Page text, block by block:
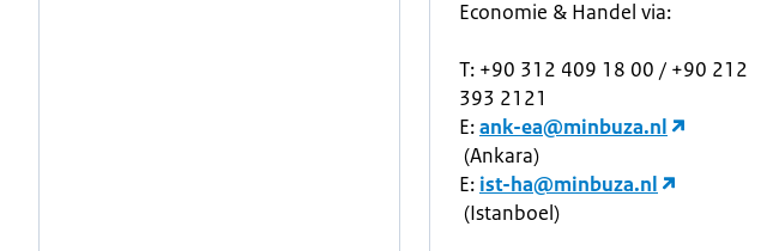
Economie & Handel via:
T: +90 312 409 18 00 / +90 212
393 2121
E:ank-ea@minbuza.nl
(Ankara)
E: ist-ha@minbuza.nl
(Istanboel)